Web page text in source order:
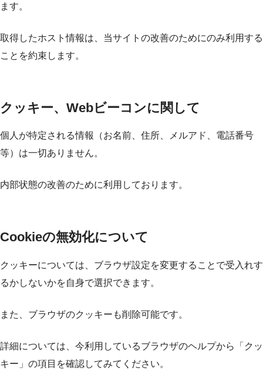
ます。
取得したホスト情報は、当サイトの改善のためにのみ利用する
ことを約束します。
クッキー、Webビーコンに関して
個人が特定される情報（お名前、住所、メルアド、電話番号
等）は一切ありません。
内部状態の改善のために利用しております。
Cookieの無効化について
クッキーについては、ブラウザ設定を変更することで受入れす
るかしないかを自身で選択できます。
また、ブラウザのクッキーも削除可能です。
詳細については、今利用しているブラウザのヘルプから「クッ
キー」の項目を確認してみてください。